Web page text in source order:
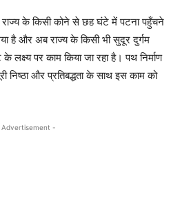
राज्य के किसी कोने से छह घंटे में पटना पहुँचने
है और अब राज्य के किसी भी सुदूर दुर्गम
लक्ष्य पर काम किया जा रहा है। पथ निर्माण
निष्ठा और प्रतिबद्धता के साथ इस काम को
-